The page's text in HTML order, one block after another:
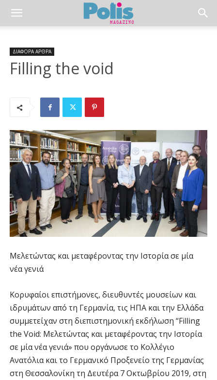
ΔΙΑΦΟΡΑ ΑΡΘΡΑ
Filling the void
Μελετώντας και μεταφέροντας την Ιστορία σε μία
νέα γενιά
Κορυφαίοι επιστήμονες, διευθυντές μουσείων και
ιδρυμάτων από τη Γερμανία, τις ΗΠΑ και την Ελλάδα
συμμετείχαν στη διεπιστημονική εκδήλωση “Filling
the Void: Μελετώντας και μεταφέροντας την Ιστορία
σε μία νέα γενιά» που οργάνωσε το Κολλέγιο
Ανατόλια και το Γερμανικό Προξενείο της Γερμανίας
στη Θεσσαλονίκη τη Δευτέρα 7 Οκτωβρίου 2019, στη